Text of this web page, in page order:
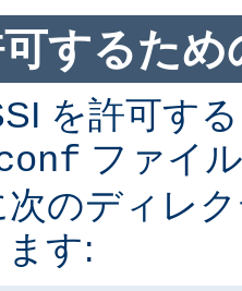
するた
を許可す
ファイ
のディレ
す: